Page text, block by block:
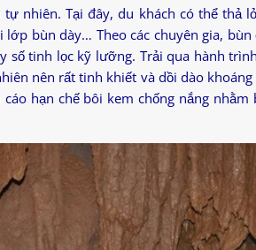
nhiên. Tại đây, du khách có thể thả
bùn dày… Theo các chuyên gia,
số tinh lọc kỹ lưỡng. Trải qua hành
nên rất tinh khiết và dồi dào
hạn chế bôi kem chống nắng